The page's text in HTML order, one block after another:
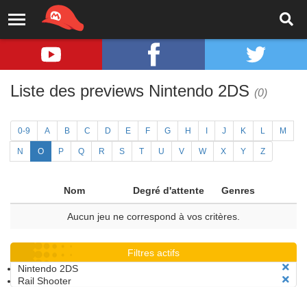
Liste des previews Nintendo 2DS (0)
0-9 A B C D E F G H J K L M
N O P Q R S T U V W X Y Z
Nom Degré d'attente Genres
Aucun jeu ne correspond à vos critères.
Filtres actifs
Nintendo 2DS
Rail Shooter